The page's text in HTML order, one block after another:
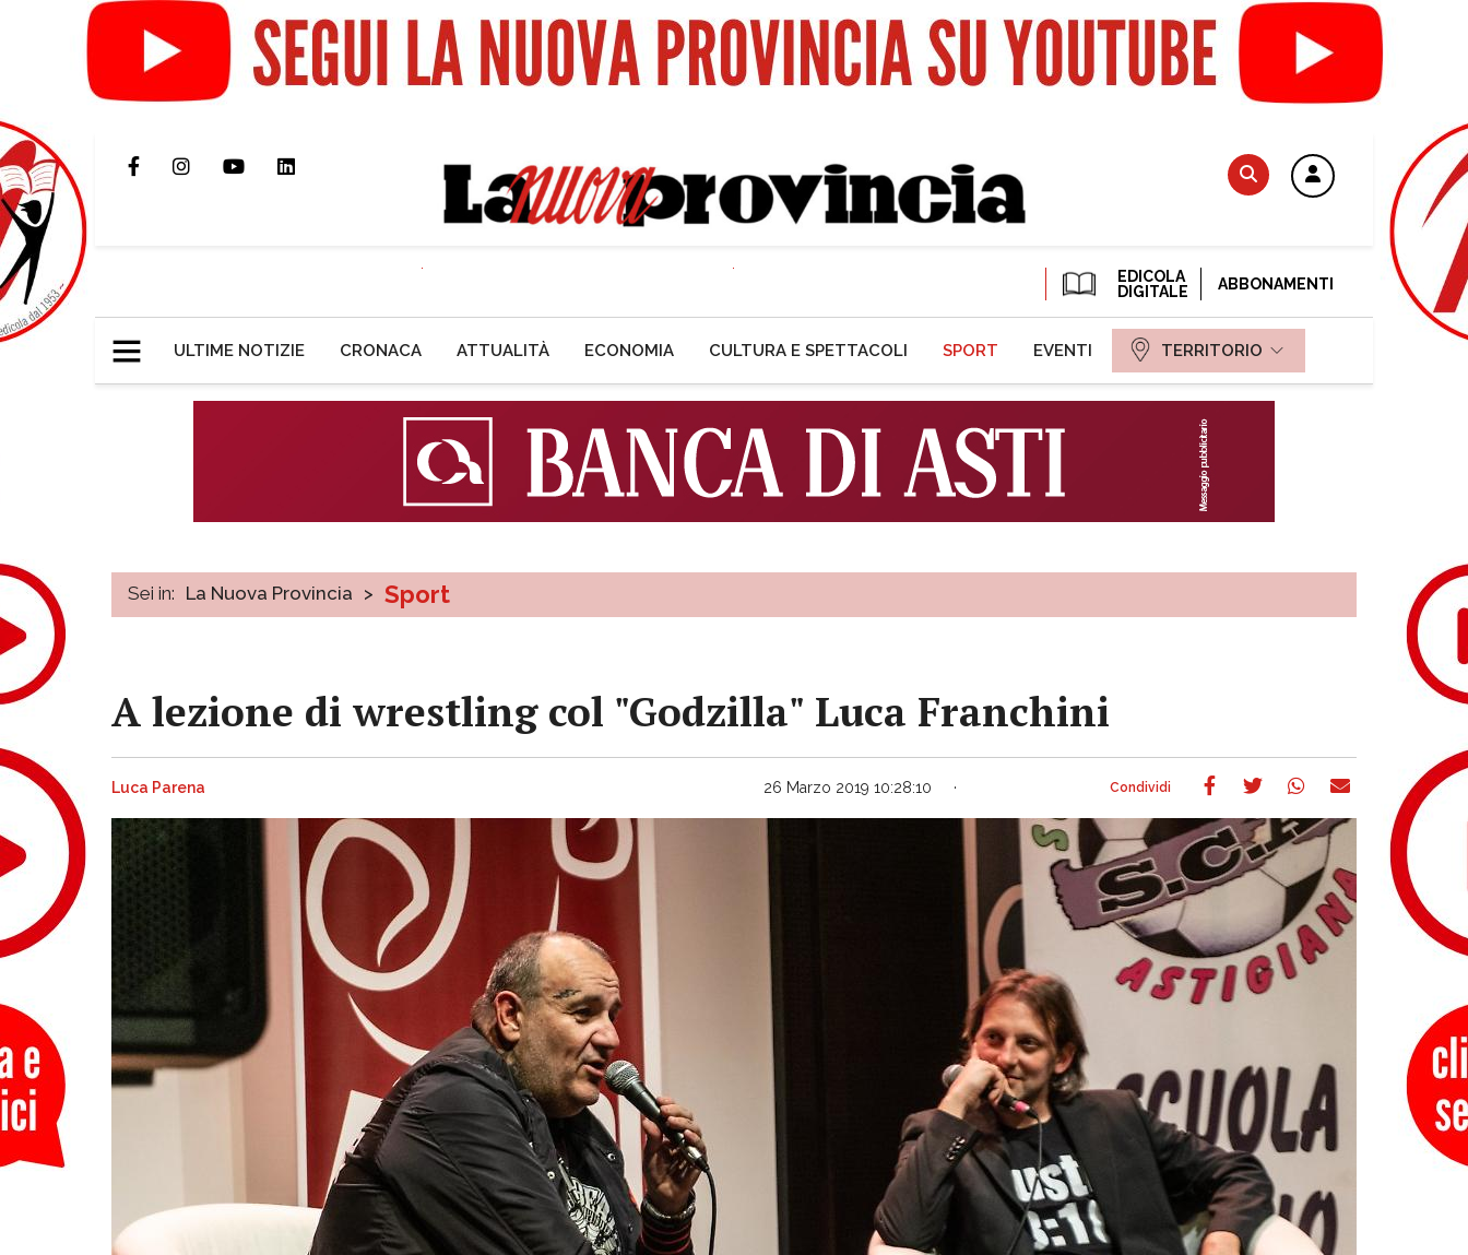
EDICOLA
DIGITALE
ABBONAMENTI
ULTIME NOTIZIE CRONACA ATTUALITÀ ECONOMIA CULTURA E SPETTACOLI SPORT EVENTI TERRITORIO
Sei in: La Nuova Provincia > Sport
A lezione di wrestling col "Godzilla" Luca Franchini
Luca Parena 26 Marzo 2019 10:28:10